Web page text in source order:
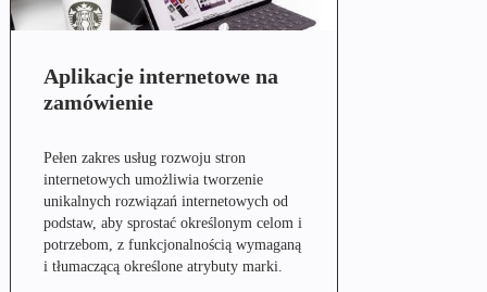
Aplikacje internetowe na
zamówienie
Pełen zakres usług rozwoju stron
internetowych umożliwia tworzenie
unikalnych rozwiązań internetowych od
podstaw, aby sprostać określonym celom i
potrzebom, z funkcjonalnością wymaganą
i tłumaczącą określone atrybuty marki.